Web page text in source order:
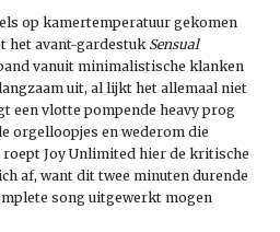
op kamertemperatuur gekomen
het avant-gardestuk Sensual
vanuit minimalistische klanken
uit, al lijkt het allemaal niet
een vlotte pompende heavy prog
orgelloopjes en wederom die
roept Joy Unlimited hier de kritische
af, want dit twee minuten durende
song uitgewerkt mogen